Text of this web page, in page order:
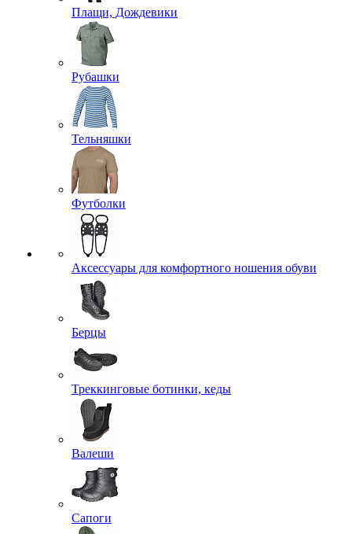
Плащи, Дождевики
Рубашки
Тельняшки
Футболки
Аксессуары для комфортного ношения обуви
Берцы
Треккинговые ботинки, кеды
Валеши
Сапоги